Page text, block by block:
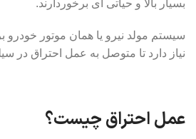
بسیار بالا و حیاتی ای برخوردارند.
سیستم مولد نیرو یا همان موتور خودرو
نیاز دارد تا متوصل به عمل احتراق در
عمل احتراق چیست؟